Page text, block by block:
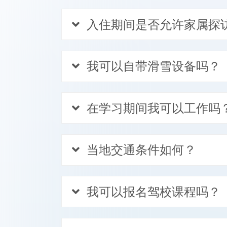
入住期间是否允许家属探
我可以自带滑雪设备吗？
在学习期间我可以工作吗
当地交通条件如何？
我可以报名驾校课程吗？